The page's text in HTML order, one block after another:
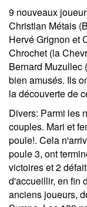
9 nouveaux
Christian Métais
Hervé Grignon et
Chrochet (la
Bernard Muzullec
bien amusés. Ils
la découverte de
Divers: Parmi les
couples. Mari et
poule!. Cela
poule 3, ont
victoires et 2
d'accueillir, en fin
anciens joueurs,